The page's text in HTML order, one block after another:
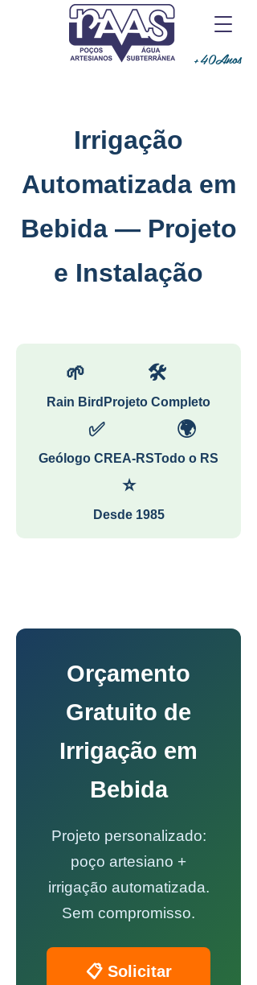
+40Anos
Irrigação
Automatizada em
Bebida — Projeto
e Instalação
🌱
Rain Bird
🛠
Projeto Completo
✅
Geólogo CREA-RS
🌍
Todo o RS
⭐
Desde 1985
Orçamento
Gratuito de
Irrigação em
Bebida
Projeto personalizado:
poço artesiano +
irrigação automatizada.
Sem compromisso.
📋 Solicitar